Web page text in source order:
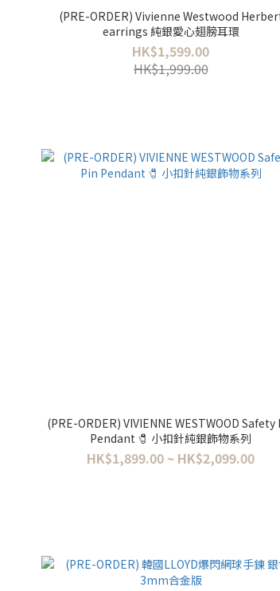
(PRE-ORDER) Vivienne Westwood
earrings 純銀愛心翅膀耳環
HK$1,599.00
HK$1,999.00
(PRE-ORDER) VIVIENNE WESTWOOD Safety
Pendant 🧷 小扣針純銀飾物系列
HK$1,899.00 ~ HK$2,099.00